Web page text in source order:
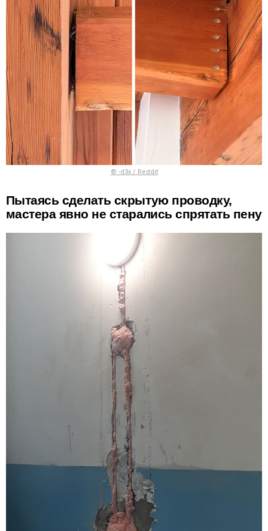
© -d3x / Reddit
Пытаясь сделать скрытую проводку,
мастера явно не старались спрятать пену